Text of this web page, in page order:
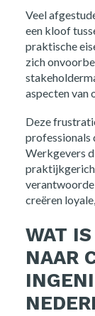
Veel
een kloof
praktische
zich
aspecten van
Deze
professionals
Werkgevers
creëren
WAT
NAAR